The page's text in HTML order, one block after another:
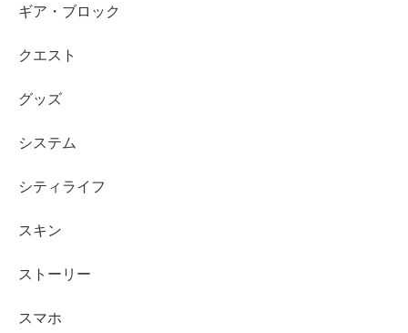
ギア・ブロック
クエスト
グッズ
システム
シティライフ
スキン
ストーリー
スマホ